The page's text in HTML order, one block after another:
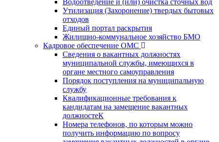
Утилизация (Захоронение) твердых бытовых
отходов
Единый портал раскрытия
Жилищно-коммунальное хозяйство БМО
Кадровое обеспечение ОМС
Сведения о вакантных должностях
муниципальной службы, имеющихся в
органе местного самоуправления
Порядок поступления на муниципальную
службу
Квалификационные требования к
кандидатам на замещение вакантных
должностеК
Номера телефонов, по которым можно
получить информацию по вопросу